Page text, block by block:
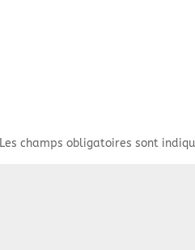
Les champs obligatoires sont